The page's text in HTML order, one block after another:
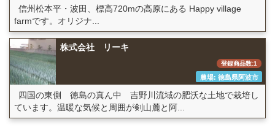
信州松本平・波田、標高720mの高原にある Happy village
farmです。オリジナ...
株式会社 リーキ
登録商品数:1
農場: 徳島県阿波市
四国の東側 徳島の真ん中 吉野川流域の肥沃な土地で栽培し
ています。温暖な気候と周囲が剣山麓と阿...